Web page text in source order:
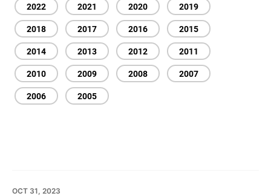
2022
2021 2020
2019
2018
2017 2016
2015
2014
2013 2012
2011
2010
2009 2008
2007
2006
2005
OCT 31, 2023